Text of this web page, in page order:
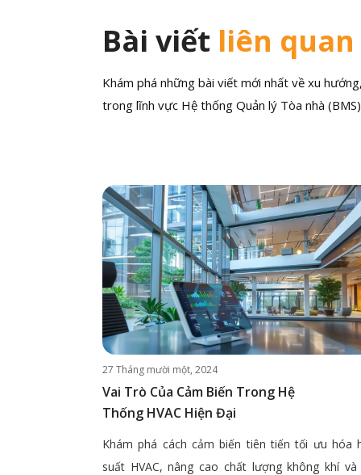
Bài viết liên quan
Khám phá những bài viết mới nhất về xu
trong lĩnh vực Hệ thống Quản lý Tòa nhà
27 Tháng mười một, 2024
Vai Trò Của Cảm Biến Trong Hệ
Thống HVAC Hiện Đại
Khám phá cách cảm biến tiên tiến tối ưu hóa
suất HVAC, nâng cao chất lượng không khí